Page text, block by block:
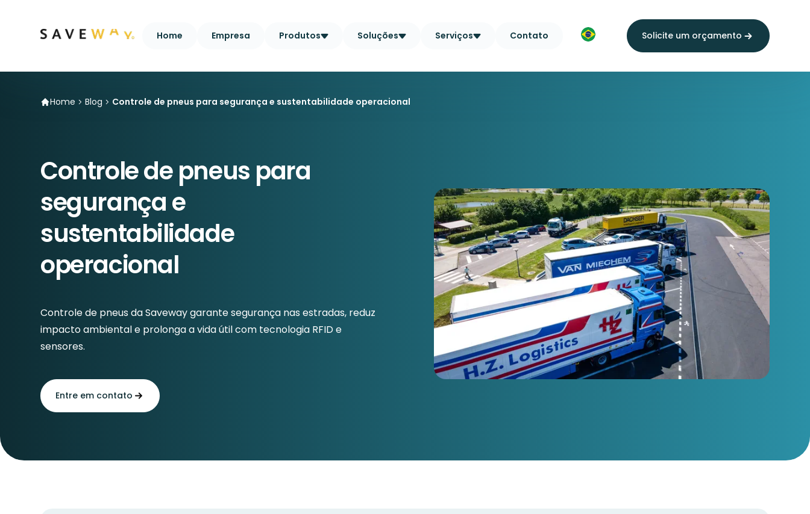
Home Empresa Produtos Soluções Serviços Contato Solicite um orçamento
Home Blog Controle de pneus para segurança e sustentabilidade operacional
Controle de pneus para
segurança e
sustentabilidade
operacional
Controle de pneus da Saveway garante segurança nas estradas, reduz
impacto ambiental e prolonga a vida útil com tecnologia RFID e
sensores.
Entre em contato